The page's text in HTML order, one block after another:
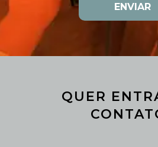
ENVIAR
QUER